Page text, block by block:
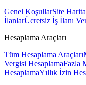
Genel KoşullarSite
İlanlarÜcretsiz İş İlanı
Hesaplama Araçları
Tüm Hesaplama Araçları
Vergisi HesaplamaFazla
HesaplamaYıllık İzin